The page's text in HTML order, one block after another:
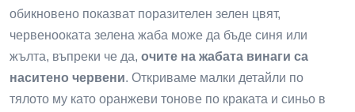
обикновено показват поразителен зелен цвят,
червенооката зелена жаба може да бъде синя или
жълта, въпреки че да, очите на жабата винаги са
наситено червени. Откриваме малки детайли по
тялото му като оранжеви тонове по краката и синьо в